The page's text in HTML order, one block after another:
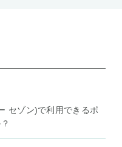
セゾン)で利用できるポ